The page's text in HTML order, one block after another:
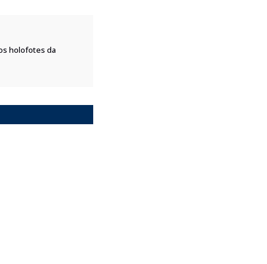
holofotes da